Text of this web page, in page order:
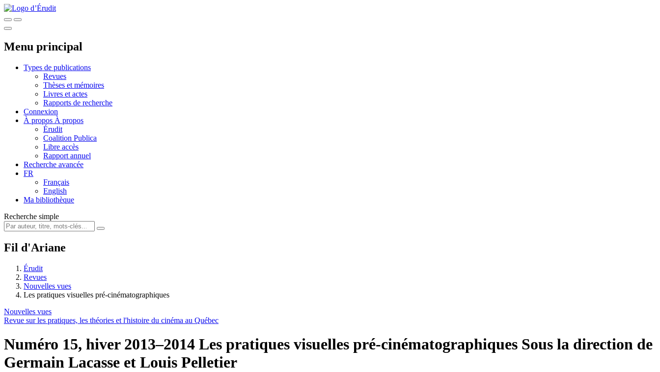
Menu principal
Types de publications
Revues
Thèses et mémoires
Livres et actes
Rapports de recherche
Connexion
À propos À propos
Érudit
Coalition Publica
Libre accès
Rapport annuel
Recherche avancée
FR
Français
English
Ma bibliothèque
Recherche simple
Fil d'Ariane
Érudit
Revues
Nouvelles vues
Les pratiques visuelles pré-cinématographiques
Nouvelles vues
Revue sur les pratiques, les théories et l'histoire du cinéma au Québec
Numéro 15, hiver 2013–2014 Les pratiques visuelles pré-cinématographiques Sous la direction de
Germain Lacasse et Louis Pelletier